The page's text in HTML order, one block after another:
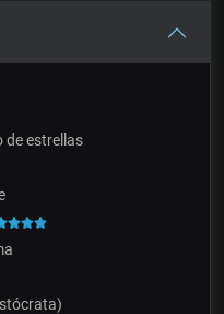
de estrellas